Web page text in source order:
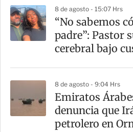
8 de agosto - 15:07 Hrs
“No sabemos
padre”: Pastor
cerebral bajo
8 de agosto - 9:04 Hrs
Emiratos
denuncia que
petrolero en